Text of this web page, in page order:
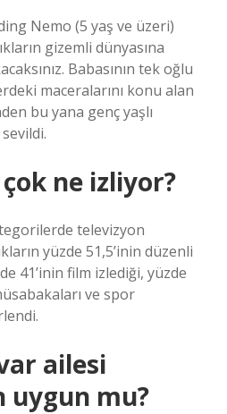
Nemo (5 yaş ve üzeri)
gizemli dünyasına
Babasının tek oğlu
maceralarını konu alan
bu yana genç yaşlı
ne izliyor?
televizyon
yüzde 51,5’inin düzenli
41’inin film izlediği, yüzde
ve spor
ailesi
uygun mu?